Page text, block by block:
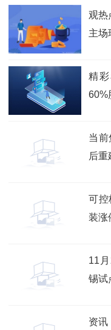
观热
主场
精
60%
当
后重
可控
装涨
11
锡试
资讯